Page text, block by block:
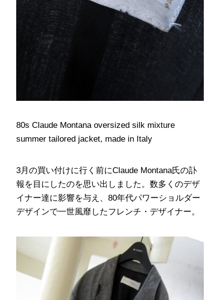
80s Claude Montana oversized silk mixture
summer tailored jacket, made in Italy
3月の買い付けに行く前にClaude Montana氏の訃
報を目にしたのを思い出しました。数多くのデザ
イナー達に影響を与え、80年代パワーショルダー
デザインで一世風靡したフレンチ・デザイナー。